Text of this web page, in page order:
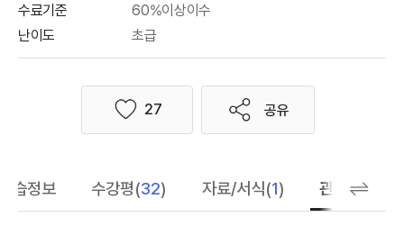
수료기준
60%이상이수
난이도
초급
좋아요
27 공유
습정보 수강평(32) 자료/서식(1) 관련 추천 학